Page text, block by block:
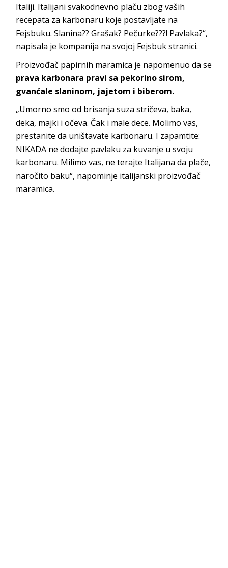
Italiji. Italijani svakodnevno plaču zbog vaših
recepata za karbonaru koje postavljate na
Fejsbuku. Slanina?? Grašak? Pečurke???! Pavlaka?“,
napisala je kompanija na svojoj Fejsbuk stranici.
Proizvođač papirnih maramica je napomenuo da se
prava karbonara pravi sa pekorino sirom,
gvanćale slaninom, jajetom i biberom.
„Umorno smo od brisanja suza stričeva, baka,
deka, majki i očeva. Čak i male dece. Molimo vas,
prestanite da uništavate karbonaru. I zapamtite:
NIKADA ne dodajte pavlaku za kuvanje u svoju
karbonaru. Milimo vas, ne terajte Italijana da plače,
naročito baku“, napominje italijanski proizvođač
maramica.